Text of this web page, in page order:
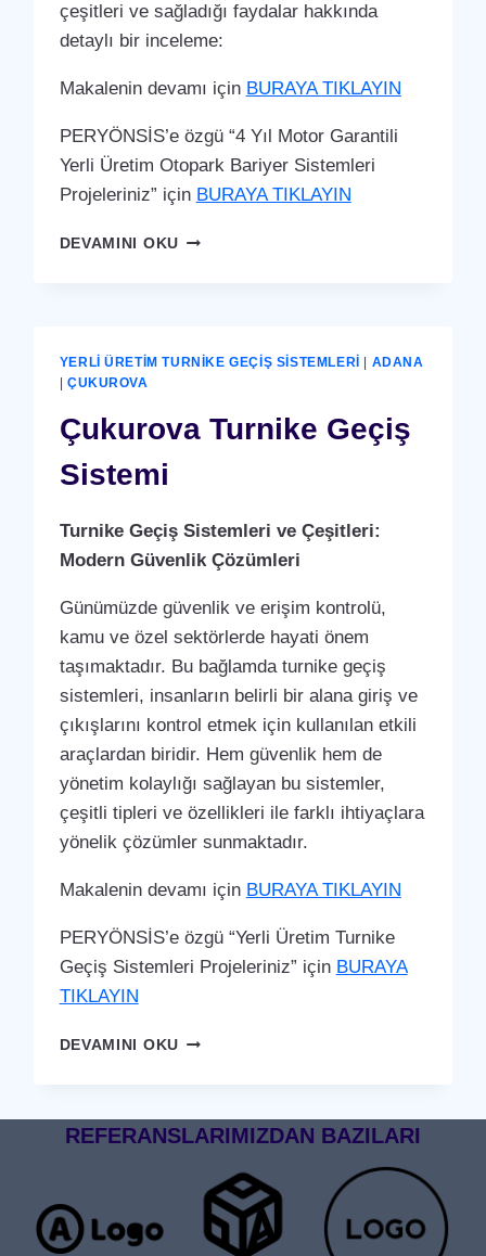
çeşitleri ve sağladığı faydalar hakkında
detaylı bir inceleme:
Makalenin devamı için BURAYA TIKLAYIN
PERYÖNSİS’e özgü “4 Yıl Motor Garantili
Yerli Üretim Otopark Bariyer Sistemleri
Projeleriniz” için BURAYA TIKLAYIN
DEVAMINI OKUÇUKUROVA
YERLI ÜRETIM TURNIKE GEÇIŞ SISTEMLERI
ADANA
ÇUKUROVA
Çukurova Turnike Geçiş
Sistemi
Turnike Geçiş Sistemleri ve Çeşitleri:
Modern Güvenlik Çözümleri
Günümüzde güvenlik ve erişim kontrolü,
kamu ve özel sektörlerde hayati önem
taşımaktadır. Bu bağlamda turnike geçiş
sistemleri, insanların belirli bir alana giriş ve
çıkışlarını kontrol etmek için kullanılan etkili
araçlardan biridir. Hem güvenlik hem de
yönetim kolaylığı sağlayan bu sistemler,
çeşitli tipleri ve özellikleri ile farklı ihtiyaçlara
yönelik çözümler sunmaktadır.
Makalenin devamı için BURAYA TIKLAYIN
PERYÖNSİS’e özgü “Yerli Üretim Turnike
Geçiş Sistemleri Projeleriniz” için BURAYA
TIKLAYIN
DEVAMINI OKUÇUKUROVA
REFERANSLARIMIZDAN BAZILARI